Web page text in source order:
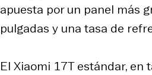
apuesta por un panel más
pulgadas y una tasa de
El Xiaomi 17T estándar, en